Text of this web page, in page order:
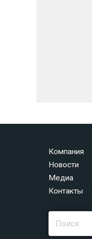
Компания
Новости
Медиа
Контакты